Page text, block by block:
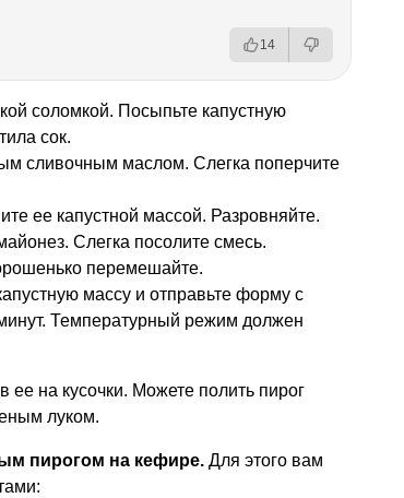
14
соломкой. Посыпьте капустную
сок.
сливочным маслом. Слегка поперчите
ее капустной массой. Разровняйте.
Слегка посолите смесь.
перемешайте.
массу и отправьте форму с
Температурный режим должен
ее на кусочки. Можете полить пирог
луком.
пирогом на кефире. Для этого вам